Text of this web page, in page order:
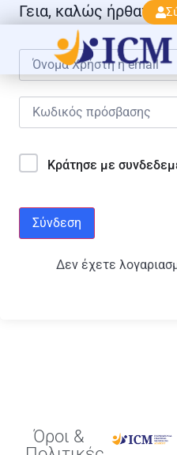
Γεια, καλώς ήρθατε
Κράτησε με
Σύνδεση
Δεν έχετε
Όροι &